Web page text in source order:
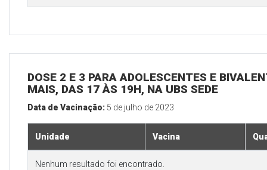
DOSE 2 E 3 PARA ADOLESCENTES E
MAIS, DAS 17 ÀS 19H, NA UBS SEDE
Data de Vacinação: 5 de julho de 2023
Unidade Vacina
Nenhum resultado foi encontrado.